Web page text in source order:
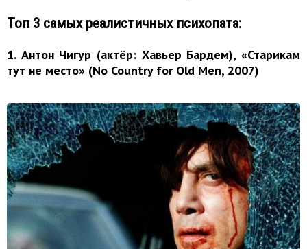
Топ 3 самых реалистичных психопата:
1. Антон Чигур (актёр: Хавьер Бардем), «Старикам
тут не место» (No Country for Old Men, 2007)